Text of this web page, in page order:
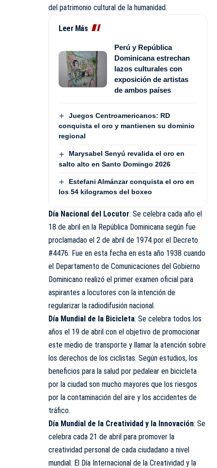
del patrimonio cultural de la humanidad.
Leer Más
Perú y República
Dominicana estrechan
lazos culturales con
exposición de artistas
de ambos países
Juegos Centroamericanos: RD
conquista el oro y mantienen su dominio
regional
Marysabel Senyú revalida el oro en
salto alto en Santo Domingo 2026
Estefani Almánzar conquista el oro en
los 54 kilogramos del boxeo
Día Nacional del Locutor. Se celebra cada año el
18 de abril en la República Dominicana según fue
proclamadao el 2 de abril de 1974 por el Decreto
#4476. Fue en esta fecha en esta año 1938 cuando
el Departamento de Comunicaciones del Gobierno
Dominicano realizó el primer examen oficial para
aspirantes a locutores con la intención de
regularizar la radiodifusión nacional.
Día Mundial de la Bicicleta: Se celebra todos los
años el 19 de abril con el objetivo de promocionar
este medio de transporte y llamar la atención sobre
los derechos de los ciclistas. Según estudios, los
beneficios para la salud por pedalear en bicicleta
por la ciudad son mucho mayores que los riesgos
por la contaminación del aire y los accidentes de
tráfico.
Día Mundial de la Creatividad y la Innovación: Se
celebra cada 21 de abril para promover la
creatividad personal de cada ciudadano a nivel
mundial. El Día Internacional de la Creatividad y la